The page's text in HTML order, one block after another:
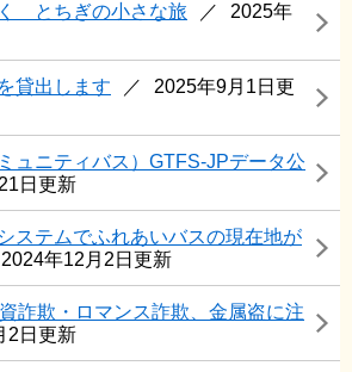
とちぎの小さな旅
2025年
貸出します
2025年9月1日更
ュニティバス）GTFS-JPデータ公
日更新
ステムでふれあいバスの現在地が
2024年12月2日更新
詐欺・ロマンス詐欺、金属盗に注
2日更新